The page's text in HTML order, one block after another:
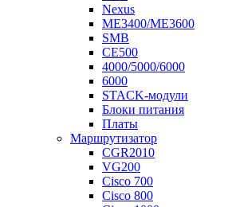
Nexus
ME3400/ME3600
SMB
CE500
4000/5000/6000
6000
STACK-модули
Блоки питания
Платы
Маршрутизатор
CGR2010
VG200
Cisco 700
Cisco 800